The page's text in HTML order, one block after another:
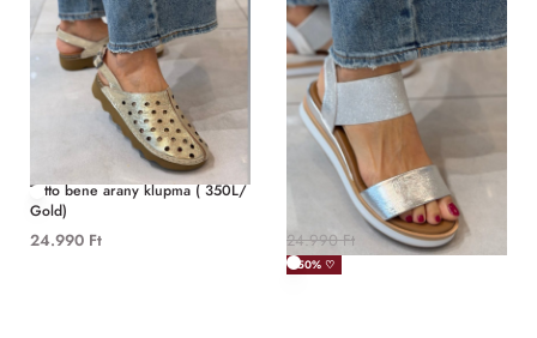
Tutto bene arany klupma ( 350L/
Gold)
24.990 Ft
-50% ♡
Szandál
Tutto bene ezüst szandál gumis
betéttel ( 267493/silver)
24.990Ft 12.495Ft